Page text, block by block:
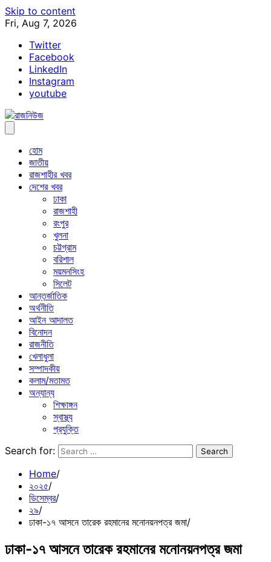
Skip to content
Fri, Aug 7, 2026
Twitter
Facebook
LinkedIn
Instagram
youtube
হোম
জাতীয়
রাজশাহীর খবর
দেশের খবর
ঢাকা
রাজশাহী
রংপুর
খুলনা
চট্টগ্রাম
বরিশাল
ময়মনসিংহ
সিলেট
আন্তর্জাতিক
অর্থনীতি
আইন আদালত
বিনোদন
রাজনীতি
খেলাধুলা
সম্পাদকীয়
কলাম/মতামত
অন্যান্য
শিক্ষাঙ্গন
স্বাস্থ্য
প্রযুক্তি
Search for:
Home
২০২৫
ডিসেম্বর
২৯
ঢাকা-১৭ আসনে তারেক রহমানের মনোনয়নপত্র জমা
ঢাকা-১৭ আসনে তারেক রহমানের মনোনয়নপত্র জমা